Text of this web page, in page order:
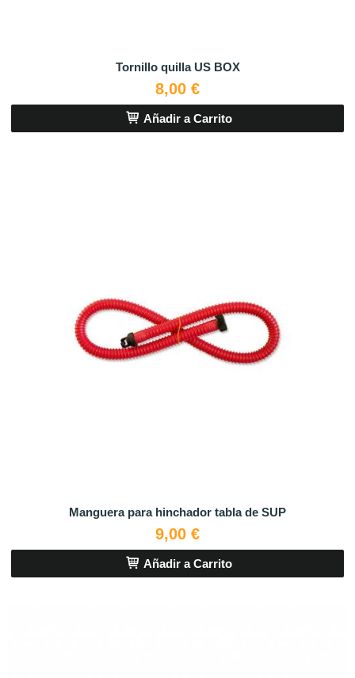
Tornillo quilla US BOX
8,00 €
Añadir a Carrito
Manguera para hinchador tabla de SUP
9,00 €
Añadir a Carrito